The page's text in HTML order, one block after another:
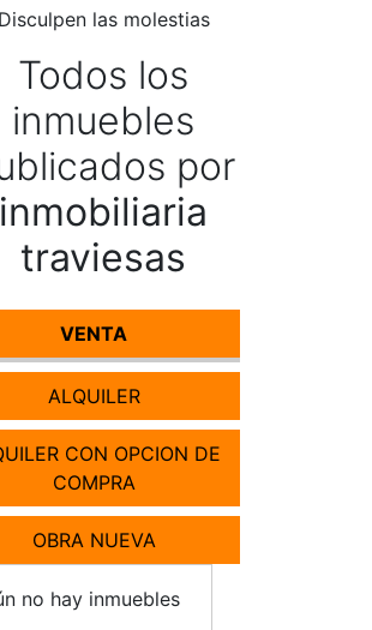
Disculpen las molestias
Todos los
inmuebles
por
inmobiliaria
traviesas
VENTA
ALQUILER
CON OPCION DE
COMPRA
OBRA NUEVA
no hay inmuebles